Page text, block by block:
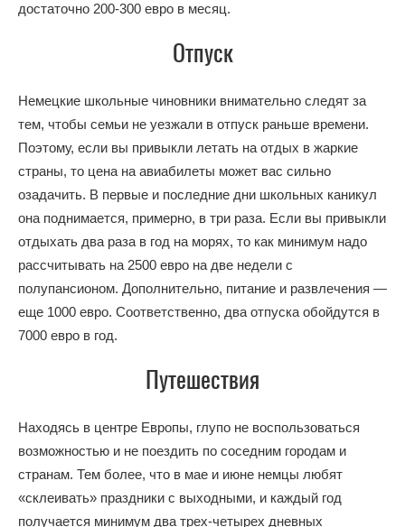
достаточно 200-300 евро в месяц.
Отпуск
Немецкие школьные чиновники внимательно следят за
тем, чтобы семьи не уезжали в отпуск раньше времени.
Поэтому, если вы привыкли летать на отдых в жаркие
страны, то цена на авиабилеты может вас сильно
озадачить. В первые и последние дни школьных каникул
она поднимается, примерно, в три раза. Если вы привыкли
отдыхать два раза в год на морях, то как минимум надо
рассчитывать на 2500 евро на две недели с
полупансионом. Дополнительно, питание и развлечения —
еще 1000 евро. Соответственно, два отпуска обойдутся в
7000 евро в год.
Путешествия
Находясь в центре Европы, глупо не воспользоваться
возможностью и не поездить по соседним городам и
странам. Тем более, что в мае и июне немцы любят
«склеивать» праздники с выходными, и каждый год
получается минимум два трех-четырех дневных